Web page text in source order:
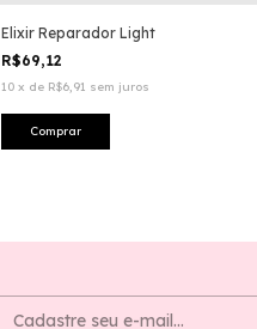
Elixir Reparador Light
R$69,12
10 x de R$6,91 sem juros